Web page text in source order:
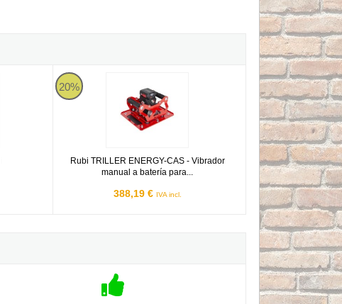
20%
Rubi TRILLER ENERGY-CAS - Vibrador
manual a batería para...
388,19 € IVA incl.
Rubi TRILLER ENERGY-CAS - Vibrador manual a batería